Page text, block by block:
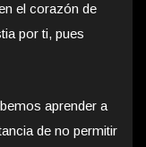
el corazón de
por ti, pues
aprender a
de no permitir